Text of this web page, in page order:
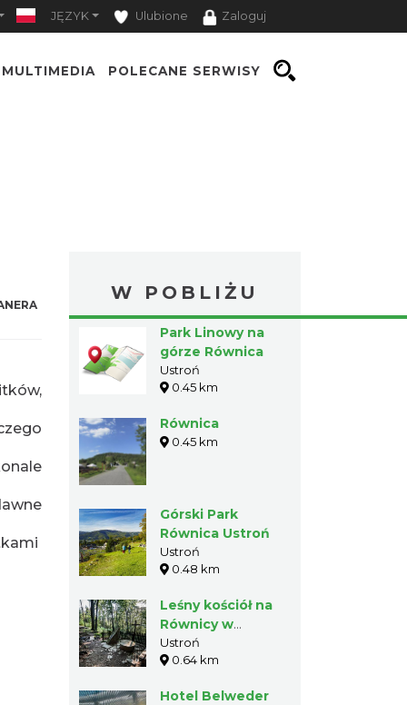
JĘZYK Ulubione Zaloguj
MULTIMEDIA POLECANE SERWISY
W POBLIŻU
Park Linowy na
górze Równica
Ustroń
0.45 km
Równica
0.45 km
Górski Park
Równica Ustroń
Ustroń
0.48 km
Leśny kościół na
Równicy w
Ustroniu
Ustroń
0.64 km
Hotel Belweder